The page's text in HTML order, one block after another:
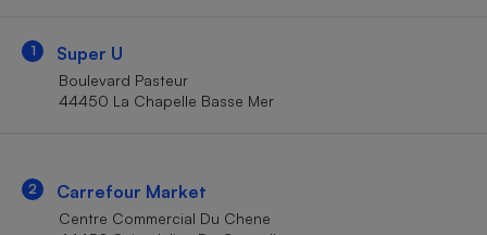
1 Super U
Boulevard Pasteur
44450 La Chapelle Basse Mer
2 Carrefour Market
Centre Commercial Du Chene